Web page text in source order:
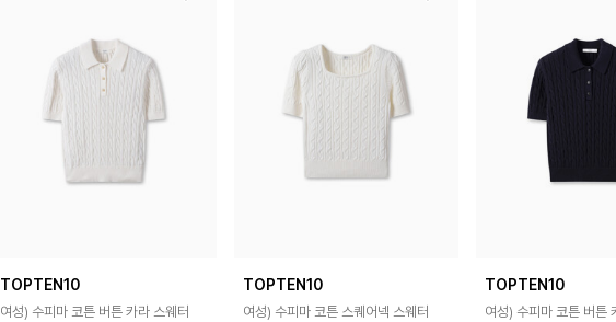
TOPTEN10
여성) 수피마 코튼 버튼 카라 스웨터
TOPTEN10
여성) 수피마 코튼 스퀘어넥 스웨터
TOPTEN10
여성) 수피마 코튼 버튼